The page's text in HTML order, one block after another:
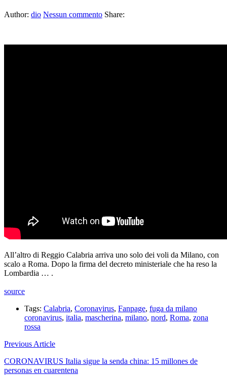
Author: dio Nessun commento Share:
All’altro di Reggio Calabria arriva uno solo dei voli da Milano, con
scalo a Roma. Dopo la firma del decreto ministeriale che ha reso la
Lombardia … .
source
Tags: Calabria, Coronavirus, Fanpage, fuga da milano
coronavirus, italia, mascherina, milano, nord, Roma, zona
rossa
Previous Article
CORONAVIRUS Italia sigue la senda china: 15 millones de
personas en cuarentena